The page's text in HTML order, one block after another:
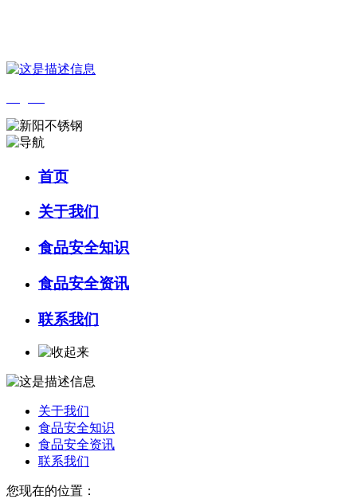
首页
关于我们
食品安全知识
食品安全资讯
联系我们
关于我们
食品安全知识
食品安全资讯
联系我们
您现在的位置：